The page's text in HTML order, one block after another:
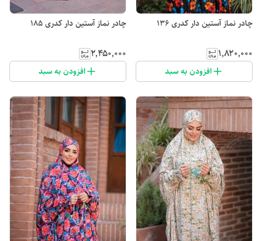
چادر نماز آستین دار کدری 136
۱٬۸۲۰٬۰۰۰
افزودن به سبد
چادر نماز آستین دار کدری 185
۲٬۴۵۰٬۰۰۰
افزودن به سبد